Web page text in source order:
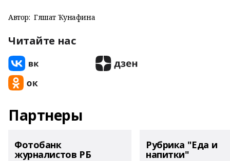
Автор: Гөлшат Ҡунафина
Читайте нас
Партнеры
Фотобанк
журналистов РБ
Рубрика "Еда и
напитки"